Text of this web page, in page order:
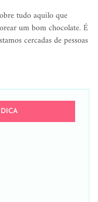
tudo aquilo que
um bom chocolate. É
cercadas de pessoas